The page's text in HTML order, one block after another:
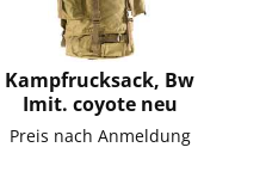
Kampfrucksack, Bw
Imit. coyote neu
Preis nach Anmeldung